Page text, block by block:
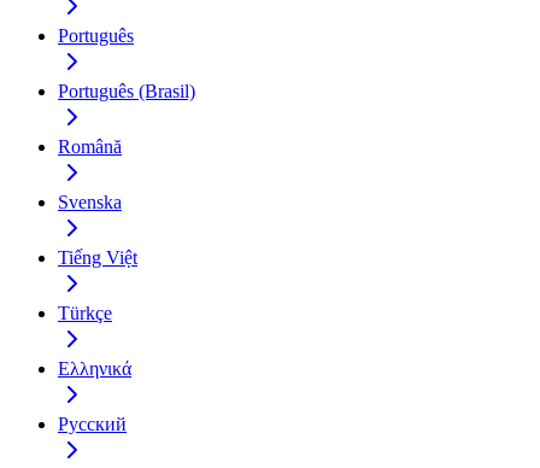
Português
Português (Brasil)
Română
Svenska
Tiếng Việt
Türkçe
Ελληνικά
Русский